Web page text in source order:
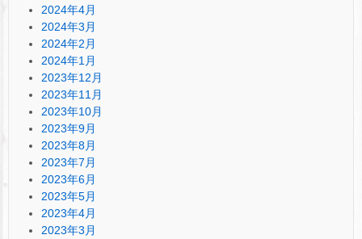
2024年4月
2024年3月
2024年2月
2024年1月
2023年12月
2023年11月
2023年10月
2023年9月
2023年8月
2023年7月
2023年6月
2023年5月
2023年4月
2023年3月